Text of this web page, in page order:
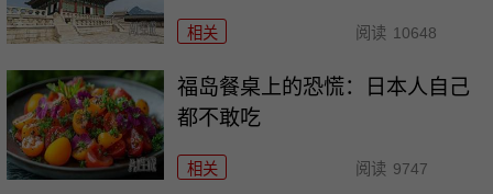
相关 阅读 10648
福岛餐桌上的恐慌：日本人自己
都不敢吃
相关 阅读 9747